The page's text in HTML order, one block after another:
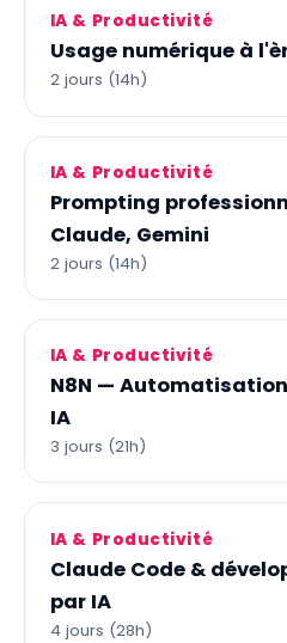
IA & Productivité
Usage numérique à
2 jours (14h)
IA & Productivité
Prompting
Claude, Gemini
2 jours (14h)
IA & Productivité
N8N —
IA
3 jours (21h)
IA & Productivité
Claude Code &
par IA
4 jours (28h)